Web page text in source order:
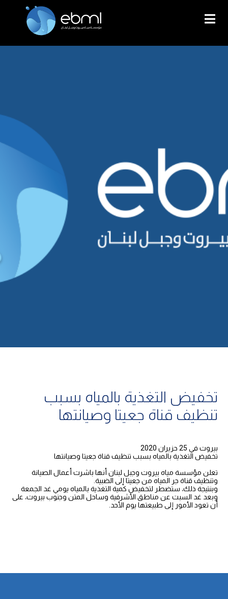
تخفيض التغذية بالمياه بسبب
تنظيف قناة جعيتا وصيانتها
بيروت في 25 حزيران 2020
تخفيض التغذية بالمياه بسبب تنظيف قناة جعيتا وصيانتها
تعلن مؤسسة مياه بيروت وجبل لبنان أنها باشرت أعمال الصيانة
وتنظيف قناة جر المياه من جعيتا إلى الضبية.
وبنتيجة ذلك، ستضطر لتخفيض كمية التغذية بالمياه يومي غد الجمعة
وبعد غد السبت عن مناطق الأشرفية وساحل المتن وجنوب بيروت، على
أن تعود الأمور إلى طبيعتها يوم الأحد.